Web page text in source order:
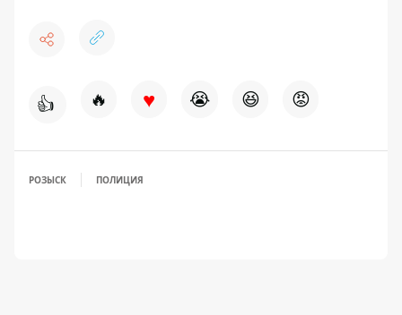
👍 🔥 ♥ 😭 😆 😡
РОЗЫСК ПОЛИЦИЯ